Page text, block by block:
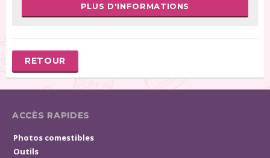
PLUS D'INFORMATIONS
RETOUR
ACCÈS RAPIDES
Photos comestibles
Outils